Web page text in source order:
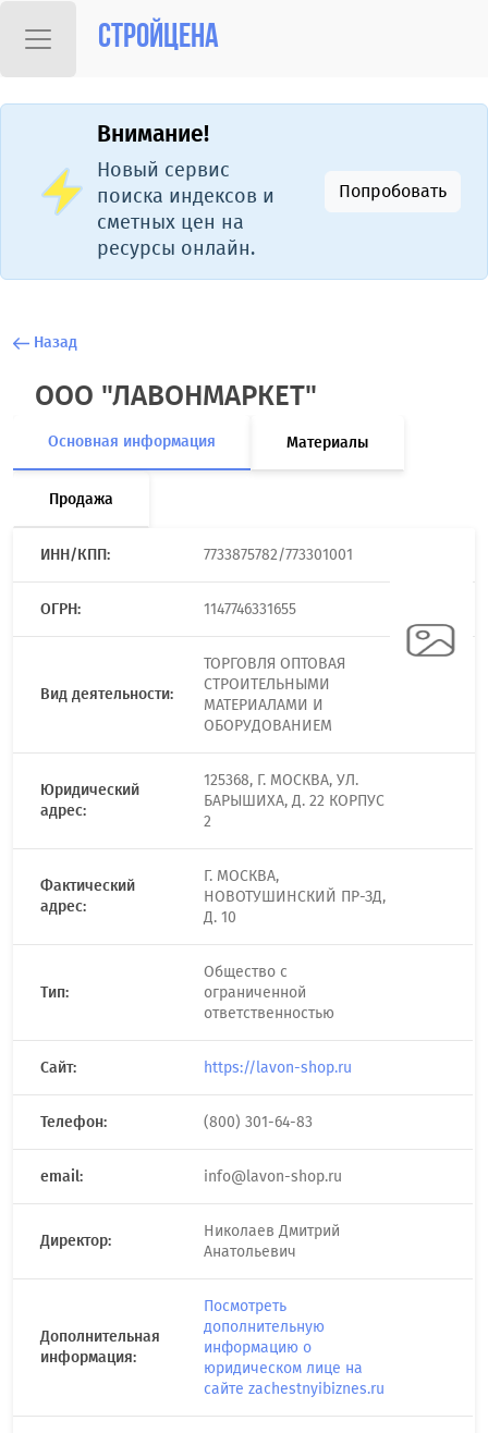
Стройцена
Внимание!
Новый сервис
поиска индексов и
сметных цен на
ресурсы онлайн.
Попробовать
Назад
ООО "ЛАВОНМАРКЕТ"
Основная информация Материалы
Продажа
ИНН/КПП: 7733875782/773301001
ОГРН: 1147746331655
Вид деятельности:
ТОРГОВЛЯ ОПТОВАЯ
СТРОИТЕЛЬНЫМИ
МАТЕРИАЛАМИ И
ОБОРУДОВАНИЕМ
Юридический
адрес:
125368, Г. МОСКВА, УЛ.
БАРЫШИХА, Д. 22 КОРПУС
2
Фактический
адрес:
Г. МОСКВА,
НОВОТУШИНСКИЙ ПР-ЗД,
Д. 10
Тип:
Общество с
ограниченной
ответственностью
Сайт: https://lavon-shop.ru
Телефон: (800) 301-64-83
email: info@lavon-shop.ru
Директор:
Николаев Дмитрий
Анатольевич
Дополнительная
информация:
Посмотреть
дополнительную
информацию о
юридическом лице на
сайте zachestnyibiznes.ru